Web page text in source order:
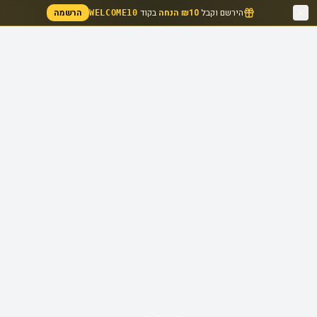
הירשם וקבל₪10 הנחה בקוד WELCOME10 הרשמה